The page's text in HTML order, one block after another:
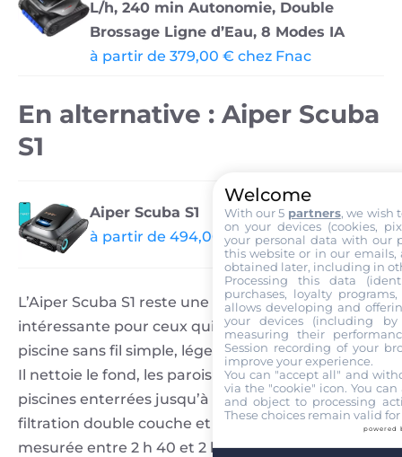
L/h, 240 min Autonomie, Double
Brossage Ligne d’Eau, 8 Modes IA
à partir de 379,00 € chez Fnac
En alternative : Aiper Scuba
S1
Aiper Scuba S1
à partir de 494,00 € chez amazon.fr
L’Aiper Scuba S1 reste une alternative
intéressante pour ceux qui cherchent un robot
piscine sans fil simple, léger et facile à manipuler.
Il nettoie le fond, les parois et la ligne d’eau des
piscines enterrées jusqu’à 150 m², avec une
filtration double couche et une autonomie
mesurée entre 2 h 40 et 2 h 50. Face au Mova
Welcome
With our 5 partners, we wish
on your devices (cookies,
your personal data with our
this website or in our emails,
obtained later, including in
Processing this data
purchases, loyalty
allows developing and
your devices (including
measuring their
Session recording of your
improve your experience.
You can "accept all" and
via the "cookie" icon. You
and object to processing
These choices remain valid
powered